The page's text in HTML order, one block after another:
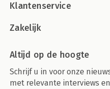
Klantenservice
Zakelijk
Altijd op de hoogte
Schrijf u in voor onze
met relevante interviews